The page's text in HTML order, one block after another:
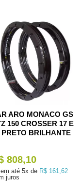
ARO MONACO GS
150 CROSSER 17 E
PRETO BRILHANTE
808,10
até 5x de R$ 161,62
juros